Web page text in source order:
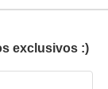
exclusivos :)